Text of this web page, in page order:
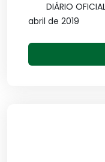
DIÁRIO
abril de 2019